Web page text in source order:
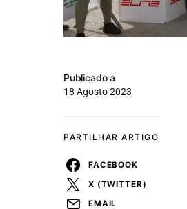
Publicado a
18 Agosto 2023
PARTILHAR ARTIGO
FACEBOOK
X (TWITTER)
EMAIL